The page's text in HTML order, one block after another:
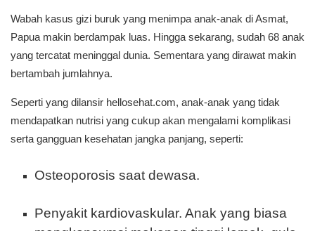
Wabah kasus gizi buruk yang menimpa anak-anak di Asmat,
Papua makin berdampak luas. Hingga sekarang, sudah 68 anak
yang tercatat meninggal dunia. Sementara yang dirawat makin
bertambah jumlahnya.
Seperti yang dilansir hellosehat.com, anak-anak yang tidak
mendapatkan nutrisi yang cukup akan mengalami komplikasi
serta gangguan kesehatan jangka panjang, seperti:
Osteoporosis saat dewasa.
Penyakit kardiovaskular. Anak yang biasa